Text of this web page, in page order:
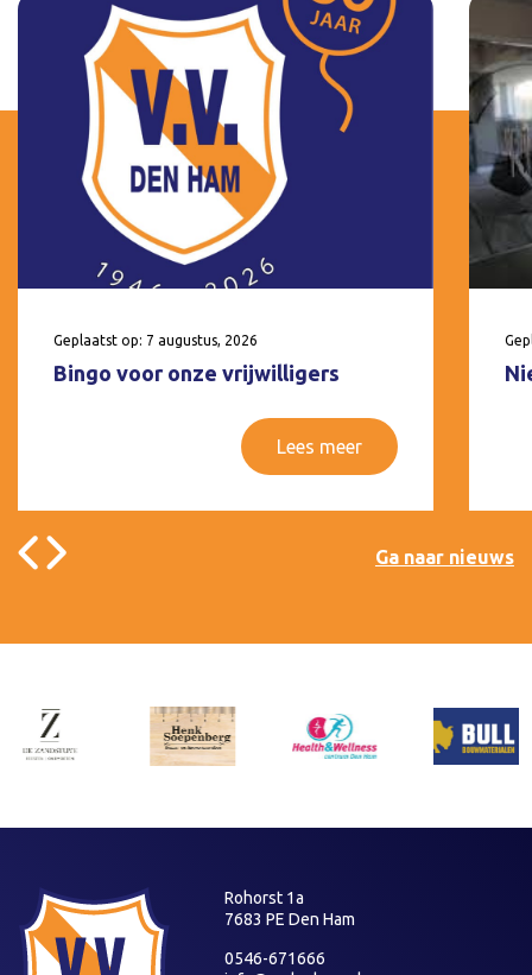
Geplaatst op: 7 augustus, 2026
Bingo voor onze vrijwilligers
Lees meer
Ga naar nieuws
Rohorst 1a
7683 PE Den Ham
0546-671666